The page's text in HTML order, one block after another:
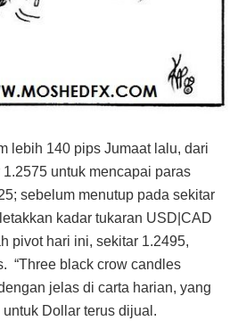
lebih 140 pips Jumaat lalu, dari
untuk mencapai paras
sebelum menutup pada sekitar
kadar tukaran USD|CAD
pivot hari ini, sekitar 1.2495,
“Three black crow candles
jelas di carta harian, yang
Dollar terus dijual.